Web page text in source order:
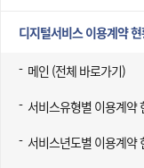
디지털서비스 이용계약
메인 (전체 바로가기)
서비스유형별 이용계약
서비스년도별 이용계약